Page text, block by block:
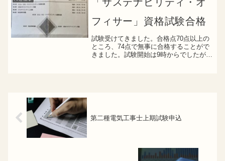
「サステナビリティ・オ
フィサー」資格試験合格
試験受けてきました。合格点70点以上の
ところ、74点で無事に合格することがで
きました。試験開始は9時からでしたが、
第二種電気工事士上期試験申込